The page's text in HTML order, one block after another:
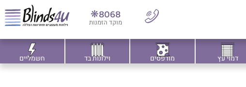
8068❋
מוקד הזמנות
דמוי עץ מודפסים וילונות בד חשמליים